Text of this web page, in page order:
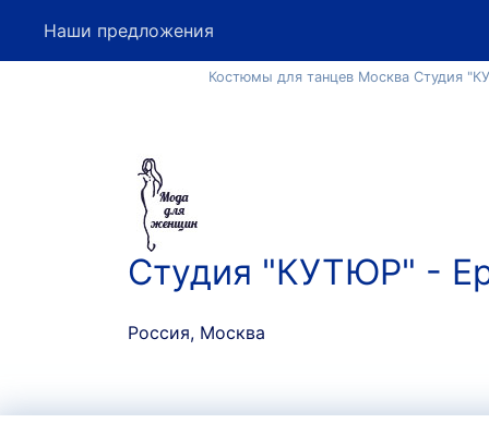
Наши предложения
Костюмы для танцев Москва Студия
Студия "КУТЮР" -
Россия, Москва